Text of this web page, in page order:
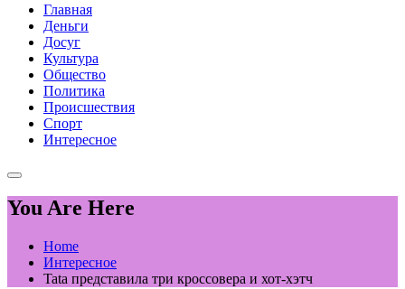
Главная
Деньги
Досуг
Культура
Общество
Политика
Происшествия
Спорт
Интересное
You Are Here
Home
Интересное
Tata представила три кроссовера и хот-хэтч